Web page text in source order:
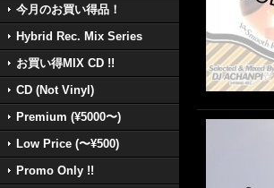
今月のお買い得品！
Hybrid Rec. Mix Series
お買い得MIX CD !!
CD (Not Vinyl)
Premium (¥5000〜)
Low Price (〜¥500)
Promo Only !!